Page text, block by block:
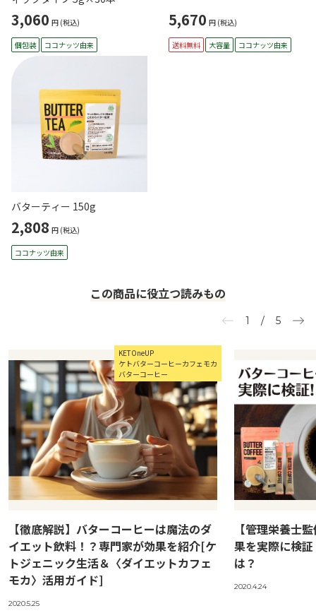
3,060 円 (税込)
個包装 ココナッツ由来
5,670 円 (税込)
送料無料 大容量 ココナッツ由来
バターティー 150g
2,808 円 (税込)
ココナッツ由来
この商品に役立つ読みもの
1 / 5
KETOneUP
ケトバターコーヒーカフェモカ
バターコーヒー
【徹底解説】バターコーヒーは魔法のダ
イエット飲料！？専門家が効果を紹介[ケ
トジェニック生活＆〈ダイエットカフェ
モカ〉活用ガイド]
2020.5.25
【管理栄養士
果を実際に検
は？
2020.4.24